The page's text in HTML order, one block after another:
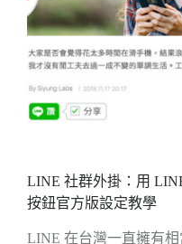
LINE 社群外掛：用
按鈕官方版設定教學
LINE 在台灣一直擁有